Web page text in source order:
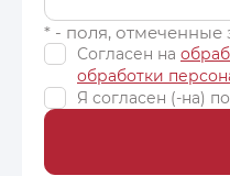
* - поля, отмеченные
Согласен на
обработки
Я согласен (-на)